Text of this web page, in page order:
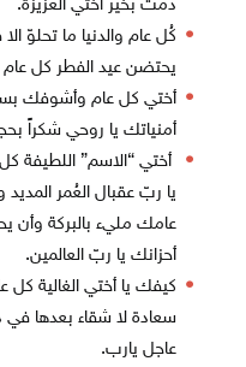
دمت بخير أختي العزيزة.
كُل عام والدنيا ما تحلوّ
يحتضن عيد الفطر كل عام
أختي كل عام وأشوفك
أمنياتك يا روحي شكراً
أختي “الاسم” اللطيفة
يا ربّ عقبال العُمر
عامك مليء بالبركة وأن
أحزانك يا ربّ العالمين.
كيفك يا أختي الغالية
سعادة لا شقاء بعدها في
عاجل يارب.